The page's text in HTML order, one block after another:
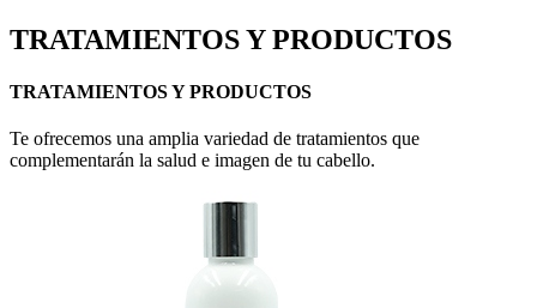
TRATAMIENTOS Y PRODUCTOS
TRATAMIENTOS Y PRODUCTOS
Te ofrecemos una amplia variedad de tratamientos que
complementarán la salud e imagen de tu cabello.